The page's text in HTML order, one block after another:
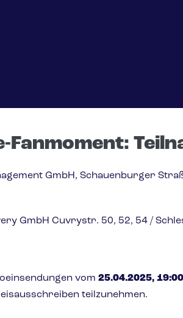
Fanmoment:
GmbH, Schauenburger
GmbH Cuvrystr. 50, 52, 54 /
vom 25.04.2025,
teilzunehmen.